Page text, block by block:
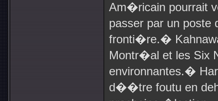
Am�ricain pourrait
passer par un
fronti�re.�
Montr�al et les Six
environnantes.�
d��tre foutu en